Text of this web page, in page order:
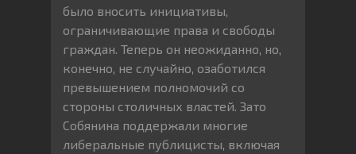
было вносить инициативы,
ограничивающие права и свободы
граждан. Теперь он неожиданно, но,
конечно, не случайно, озаботился
превышением полномочий со
стороны столичных властей. Зато
Собянина поддержали многие
либеральные публицисты, включая